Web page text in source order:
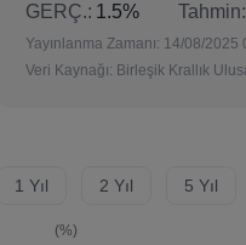
GERÇ.: 1.5% Tahmin:
Yayınlanma Zamanı: 14/08/2025
Veri Kaynağı: Birleşik Krallık
1 Yıl 2 Yıl 5 Yıl